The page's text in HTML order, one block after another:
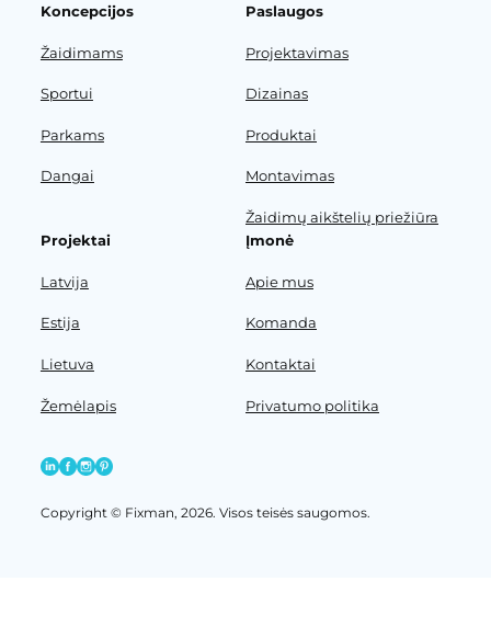
Koncepcijos
Žaidimams
Sportui
Parkams
Dangai
Paslaugos
Projektavimas
Dizainas
Produktai
Montavimas
Žaidimų aikštelių priežiūra
Projektai
Latvija
Estija
Lietuva
Žemėlapis
Įmonė
Apie mus
Komanda
Kontaktai
Privatumo politika
Copyright © Fixman, 2026. Visos teisės saugomos.